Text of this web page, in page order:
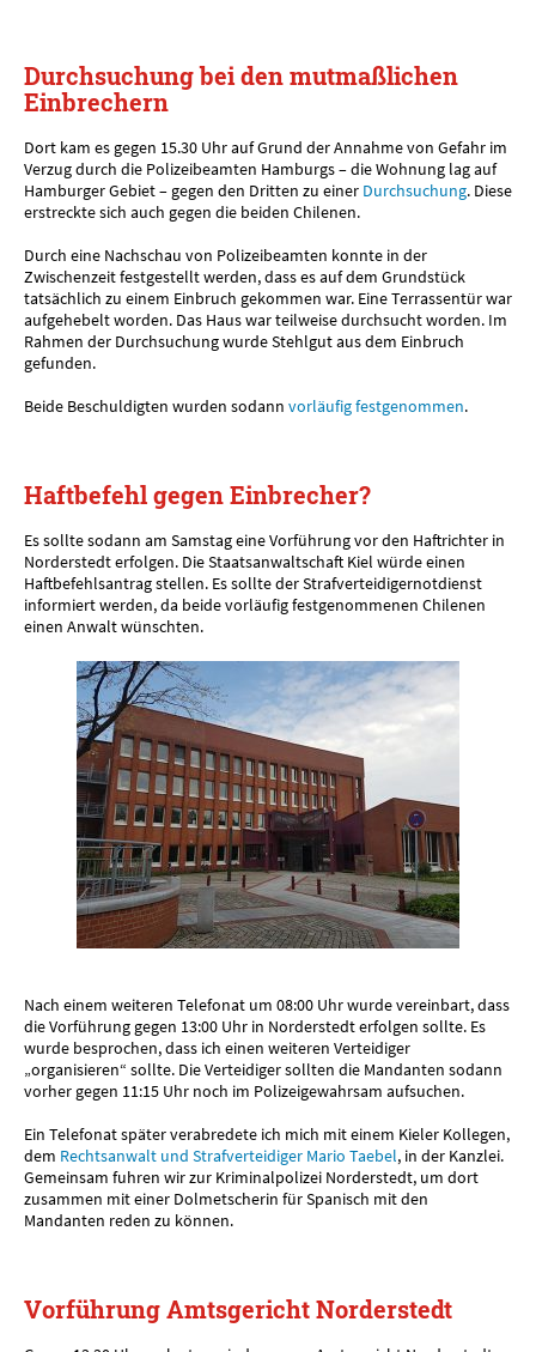
Durchsuchung bei den mutmaßlichen
Einbrechern
Dort kam es gegen 15.30 Uhr auf Grund der Annahme von Gefahr im
Verzug durch die Polizeibeamten Hamburgs – die Wohnung lag auf
Hamburger Gebiet – gegen den Dritten zu einer Durchsuchung. Diese
erstreckte sich auch gegen die beiden Chilenen.
Durch eine Nachschau von Polizeibeamten konnte in der
Zwischenzeit festgestellt werden, dass es auf dem Grundstück
tatsächlich zu einem Einbruch gekommen war. Eine Terrassentür war
aufgehebelt worden. Das Haus war teilweise durchsucht worden. Im
Rahmen der Durchsuchung wurde Stehlgut aus dem Einbruch
gefunden.
Beide Beschuldigten wurden sodann vorläufig festgenommen.
Haftbefehl gegen Einbrecher?
Es sollte sodann am Samstag eine Vorführung vor den Haftrichter in
Norderstedt erfolgen. Die Staatsanwaltschaft Kiel würde einen
Haftbefehlsantrag stellen. Es sollte der Strafverteidigernotdienst
informiert werden, da beide vorläufig festgenommenen Chilenen
einen Anwalt wünschten.
Nach einem weiteren Telefonat um 08:00 Uhr wurde vereinbart, dass
die Vorführung gegen 13:00 Uhr in Norderstedt erfolgen sollte. Es
wurde besprochen, dass ich einen weiteren Verteidiger
„organisieren“ sollte. Die Verteidiger sollten die Mandanten sodann
vorher gegen 11:15 Uhr noch im Polizeigewahrsam aufsuchen.
Ein Telefonat später verabredete ich mich mit einem Kieler Kollegen,
dem Rechtsanwalt und Strafverteidiger Mario Taebel, in der Kanzlei.
Gemeinsam fuhren wir zur Kriminalpolizei Norderstedt, um dort
zusammen mit einer Dolmetscherin für Spanisch mit den
Mandanten reden zu können.
Vorführung Amtsgericht Norderstedt